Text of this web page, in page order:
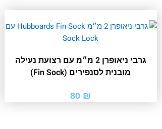
גרבי ניאופרן 2 מ״מ עם רצועת נעילה
מובנית לסנפירים (Fin Sock)
₪